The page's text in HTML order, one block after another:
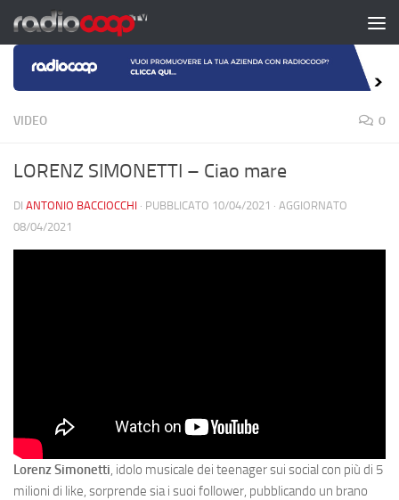
Salta al contenuto
VIDEO 0
LORENZ SIMONETTI – Ciao mare
DI ANTONIO BACCIOCCHI · PUBBLICATO 10/04/2021 · AGGIORNATO
08/04/2021
Lorenz Simonetti, idolo musicale dei teenager sui social con più di 5
milioni di like, sorprende sia i suoi follower, pubblicando un brano